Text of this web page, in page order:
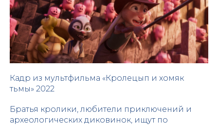
Кадр из мультфильма «Кролецып и хомяк
тьмы» 2022
Братья кролики, любители приключений и
археологических диковинок, ищут по